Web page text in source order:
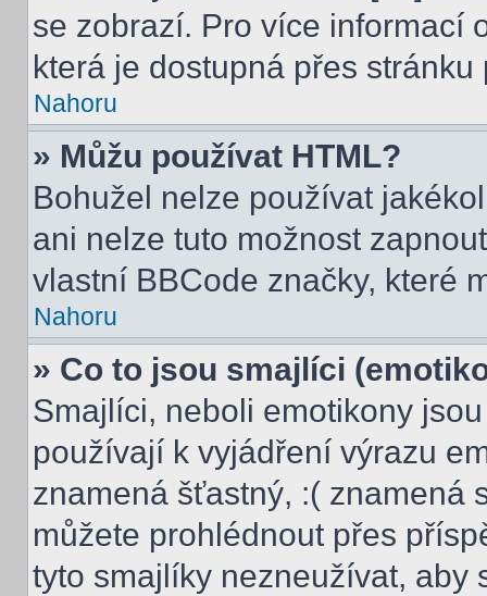
se zobrazí. Pro více informací
která je dostupná přes stránku
Nahoru
» Můžu používat HTML?
Bohužel nelze používat
ani nelze tuto možnost
vlastní BBCode značky, které
Nahoru
» Co to jsou smajlíci
Smajlíci, neboli emotikony
používají k vyjádření výrazu
znamená šťastný, :( znamená
můžete prohlédnout přes
tyto smajlíky nezneužívat, aby